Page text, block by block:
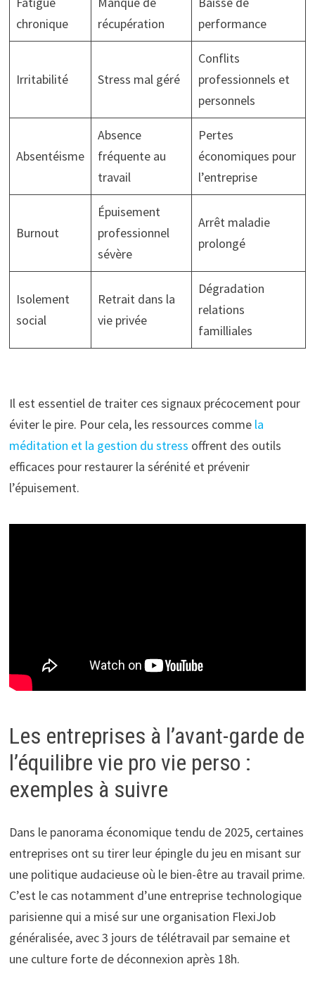
chronique
récupération
performance
Irritabilité Stress mal géré
Conflits
professionnels et
personnels
Absentéisme
Absence
fréquente au
travail
Pertes
économiques pour
l’entreprise
Burnout
Épuisement
professionnel
sévère
Arrêt maladie
prolongé
Isolement
social
Retrait dans la
vie privée
Dégradation
relations
familliales
Il est essentiel de traiter ces signaux précocement pour
éviter le pire. Pour cela, les ressources comme la
méditation et la gestion du stress offrent des outils
efficaces pour restaurer la sérénité et prévenir
l’épuisement.
Les entreprises à l’avant-garde de
l’équilibre vie pro vie perso :
exemples à suivre
Dans le panorama économique tendu de 2025, certaines
entreprises ont su tirer leur épingle du jeu en misant sur
une politique audacieuse où le bien-être au travail prime.
C’est le cas notamment d’une entreprise technologique
parisienne qui a misé sur une organisation FlexiJob
généralisée, avec 3 jours de télétravail par semaine et
une culture forte de déconnexion après 18h.